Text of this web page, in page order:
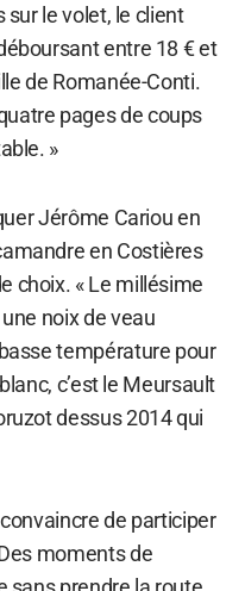
le volet, le client
entre 18 € et
de Romanée-Conti.
pages de coups
»
Jérôme Cariou en
en Costières
choix. « Le millésime
noix de veau
température pour
c’est le Meursault
dessus 2014 qui
de participer
moments de